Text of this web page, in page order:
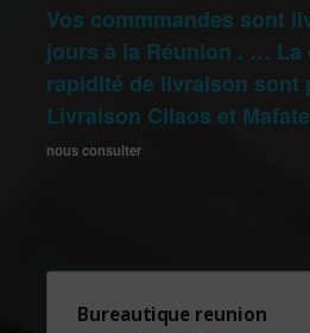
Vos commmandes sont
jours à la Réunion . … La
rapidité de livraison sont
Livraison Cilaos et
nous consulter
Bureautique reunion